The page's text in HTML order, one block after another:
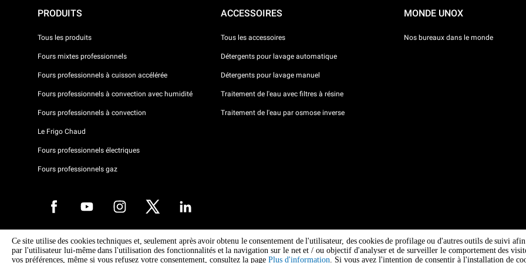
PRODUITS
Tous les produits
Fours mixtes professionnels
Fours professionnels à cuisson accélérée
Fours professionnels à convection avec humidité
Fours professionnels à convection
Le Frigo Chaud
Fours professionnels électriques
Fours professionnels gaz
ACCESSOIRES
Tous les accessoires
Détergents pour lavage automatique
Détergents pour lavage manuel
Traitement de l'eau avec filtres à résine
Traitement de l'eau par osmose inverse
MONDE UNOX
Nos bureaux dans le monde
Droits d'auteurt 2026 UNOX SpA Tous droits réservés. Reg.Papova n °
04230750285 - REA Padova 372835 - Cap. 5.000.000 € iv - P.IVA / CF
04230750285 - IT WEEE Reg. No. IT08020000000377
Ce site utilise des cookies techniques et, seulement après avoir obtenu le consentement de l'utilisateur, des cookies de profilage ou d'autres outils de suivi
par l'utilisateur lui-même dans l'utilisation des fonctionnalités et la navigation sur le net et / ou objectif d'analyser et de surveiller le comportement des
vos préférences, même si vous refusez votre consentement, consultez la pagePlus d'information. Si vous avez l'intention de consentir à l'installation de